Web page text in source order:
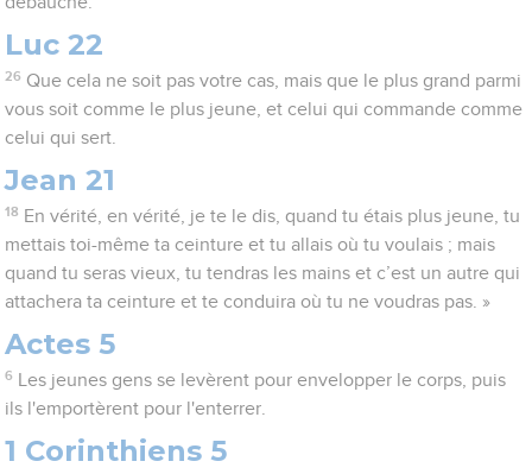
Luc 22
26 Que cela ne soit pas votre cas, mais que le plus grand parmi
vous soit comme le plus jeune, et celui qui commande comme
celui qui sert.
Jean 21
18 En vérité, en vérité, je te le dis, quand tu étais plus jeune, tu
mettais toi-même ta ceinture et tu allais où tu voulais ; mais
quand tu seras vieux, tu tendras les mains et c’est un autre qui
attachera ta ceinture et te conduira où tu ne voudras pas. »
Actes 5
6
Les jeunes gens se levèrent pour envelopper le corps, puis
ils l'emportèrent pour l'enterrer.
1 Corinthiens 5